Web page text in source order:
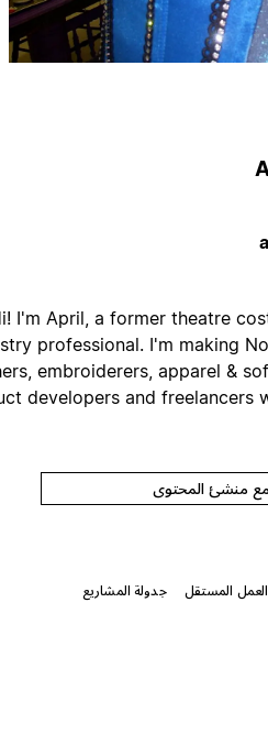
Hi! I'm April, a former
industry professional. I'm
stitchers, embroiderers,
product developers and
المحتوى
جدولة المشاريع